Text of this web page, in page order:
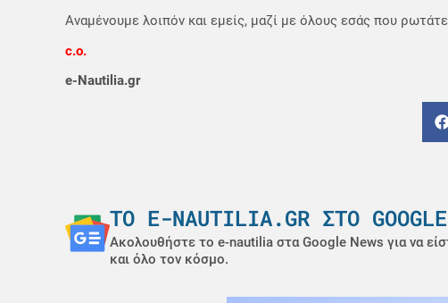
Αναμένουμε λοιπόν και εμείς, μαζί με όλους εσάς που
c.o.
e-Nautilia.gr
ΤΟ E-NAUTILIA.GR ΣΤΟ GOOGLE
Ακολουθήστε το e-nautilia στα Google News για να
και όλο τον κόσμο.